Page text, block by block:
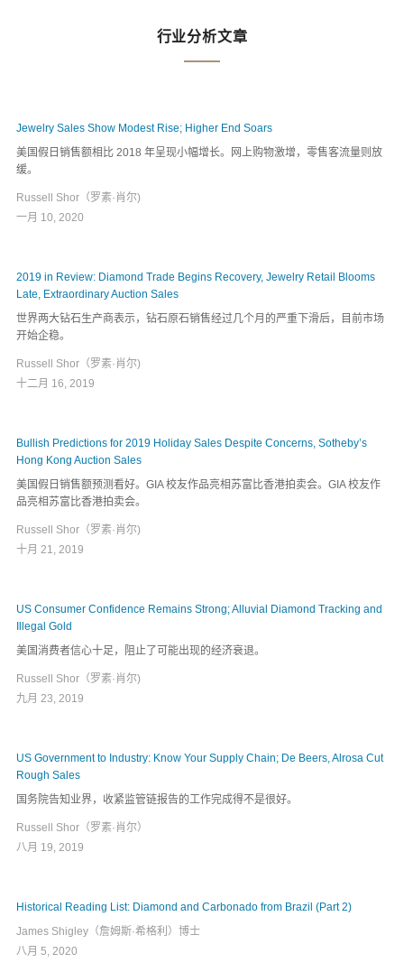
行业分析文章
Jewelry Sales Show Modest Rise; Higher End Soars
美国假日销售额相比 2018 年呈现小幅增长。网上购物激增，零售客流量则放
缓。
Russell Shor（罗素·肖尔)
一月 10, 2020
2019 in Review: Diamond Trade Begins Recovery, Jewelry Retail Blooms
Late, Extraordinary Auction Sales
世界两大钻石生产商表示，钻石原石销售经过几个月的严重下滑后，目前市场
开始企稳。
Russell Shor（罗素·肖尔)
十二月 16, 2019
Bullish Predictions for 2019 Holiday Sales Despite Concerns, Sotheby’s
Hong Kong Auction Sales
美国假日销售额预测看好。GIA 校友作品亮相苏富比香港拍卖会。GIA 校友作
品亮相苏富比香港拍卖会。
Russell Shor（罗素·肖尔)
十月 21, 2019
US Consumer Confidence Remains Strong; Alluvial Diamond Tracking and
Illegal Gold
美国消费者信心十足，阻止了可能出现的经济衰退。
Russell Shor（罗素·肖尔)
九月 23, 2019
US Government to Industry: Know Your Supply Chain; De Beers, Alrosa Cut
Rough Sales
国务院告知业界，收紧监管链报告的工作完成得不是很好。
Russell Shor（罗素·肖尔）
八月 19, 2019
Historical Reading List: Diamond and Carbonado from Brazil (Part 2)
James Shigley（詹姆斯·希格利）博士
八月 5, 2020